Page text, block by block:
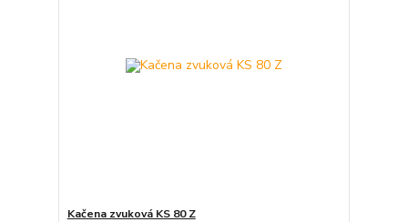
Kačena zvuková KS 80 Z